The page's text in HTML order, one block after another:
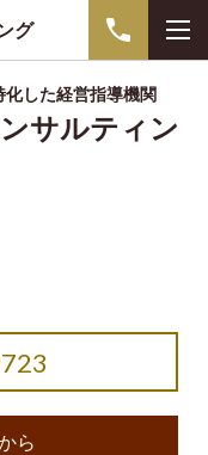
グ
した経営指導機関
サルティン
ら